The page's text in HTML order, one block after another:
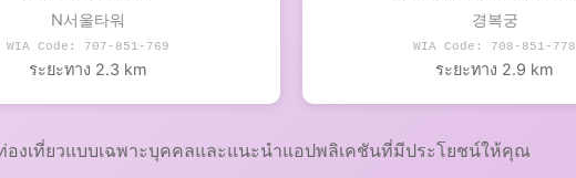
N서울타워
WIA Code: 707-851-769
ระยะทาง 2.3 km
경복궁
WIA Code: 708-851-778
ระยะทาง 2.9 km
องเที่ยวแบบเฉพาะบุคคลและแนะนำแอปพลิเคชันที่มีประโยชน์ให้คุณ